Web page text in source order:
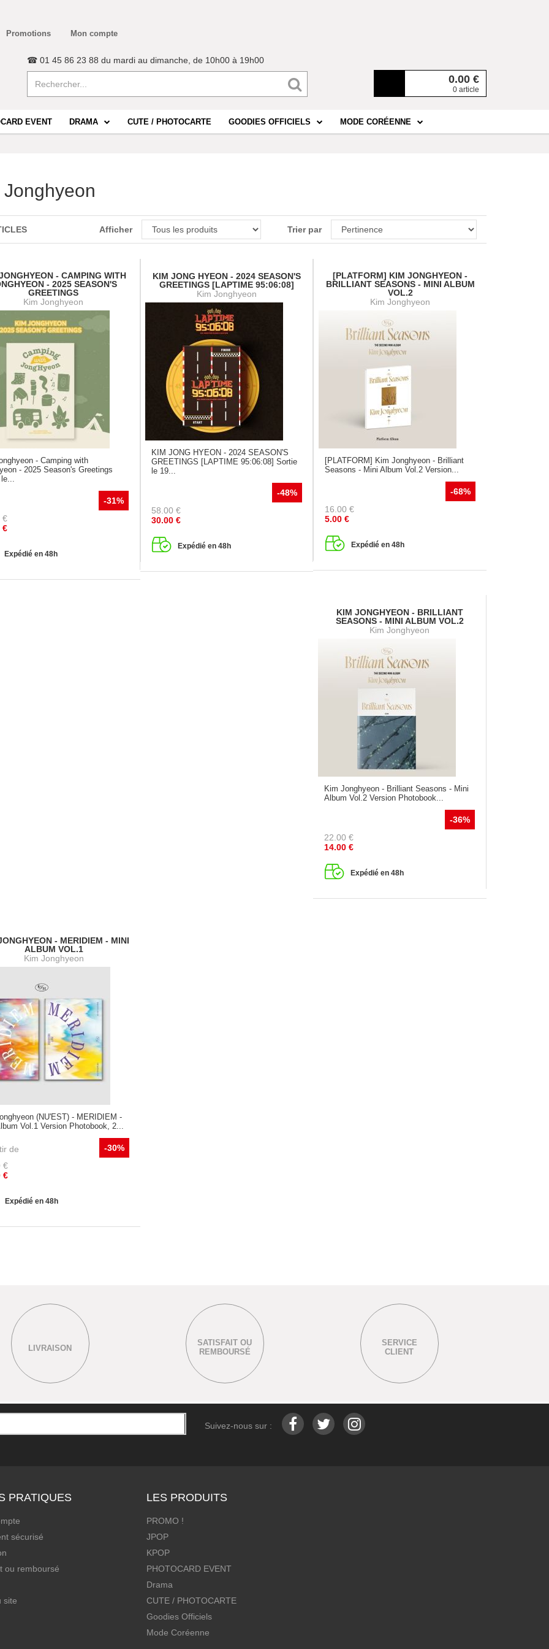
Promotions Mon compte
0.00 €
0 article
☎ 01 45 86 23 88 du mardi au dimanche, de 10h00 à 19h00
EVENT DRAMA CUTE / PHOTOCARTE GOODIES OFFICIELS MODE CORÉENNE
Afficher Trier par
- CAMPING WITH
- 2025 SEASON'S
GREETINGS
Kim Jonghyeon
- Camping with
- 2025 Season's Greetings
-31%
€
€
Expédié en 48h
KIM JONG HYEON - 2024 SEASON'S
GREETINGS [LAPTIME 95:06:08]
Kim Jonghyeon
KIM JONG HYEON - 2024 SEASON'S
GREETINGS [LAPTIME 95:06:08] Sortie
le 19...
-48%
58.00 €
30.00 €
Expédié en 48h
[PLATFORM] KIM JONGHYEON -
BRILLIANT SEASONS - MINI ALBUM
VOL.2
Kim Jonghyeon
[PLATFORM] Kim Jonghyeon - Brilliant
Seasons - Mini Album Vol.2 Version...
-68%
16.00 €
5.00 €
Expédié en 48h
KIM JONGHYEON - BRILLIANT
SEASONS - MINI ALBUM VOL.2
Kim Jonghyeon
Kim Jonghyeon - Brilliant Seasons - Mini
Album Vol.2 Version Photobook...
-36%
22.00 €
14.00 €
Expédié en 48h
- MERIDIEM - MINI
ALBUM VOL.1
Kim Jonghyeon
(NU'EST) - MERIDIEM -
Vol.1 Version Photobook, 2...
de
-30%
€
€
Expédié en 48h
LIVRAISON
SATISFAIT OU
REMBOURSÉ
SERVICE
CLIENT
Suivez-nous sur :
PRATIQUES
sécurisé
ou remboursé
site
LES PRODUITS
PROMO !
JPOP
KPOP
PHOTOCARD EVENT
Drama
CUTE / PHOTOCARTE
Goodies Officiels
Mode Coréenne